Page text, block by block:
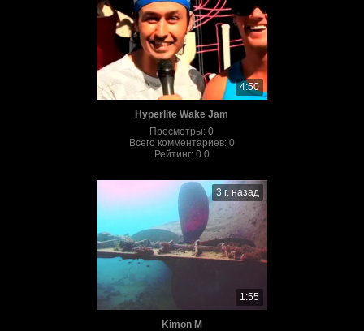
4:50
Hyperlite Wake Jam
Просмотры:0
Всего комментариев: 0
Рейтинг: 0.0
3 г. назад
1:55
Kimon M